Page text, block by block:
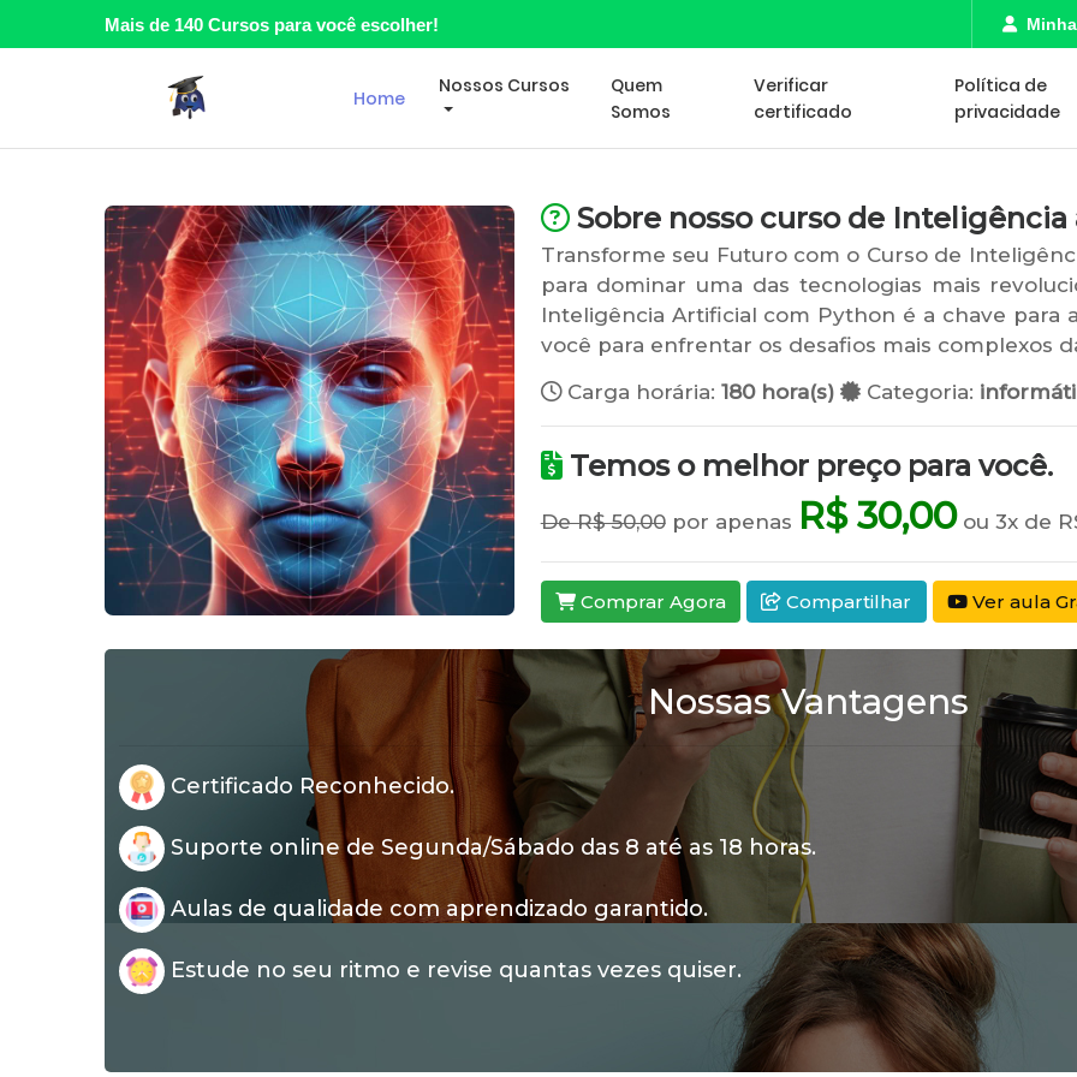
Mais de 140 Cursos para você escolher!
Home
Nossos Cursos
Quem
Somos
Verificar
certificado
Política de
privacidade
Sobre nosso curso de Inteligência
Transforme seu Futuro com o Curso de
para dominar uma das tecnologias mais
Inteligência Artificial com Python é a chave
você para enfrentar os desafios mais complexos
Carga horária: 180 hora(s) Categoria:
Temos o melhor preço para você.
De R$ 50,00 por apenas R$ 30,00 ou 3x de
Comprar Agora Compartilhar Ver aula
Nossas Vantagens
Certificado Reconhecido.
Suporte online de Segunda/Sábado das 8 até as 18 horas.
Aulas de qualidade com aprendizado garantido.
Estude no seu ritmo e revise quantas vezes quiser.